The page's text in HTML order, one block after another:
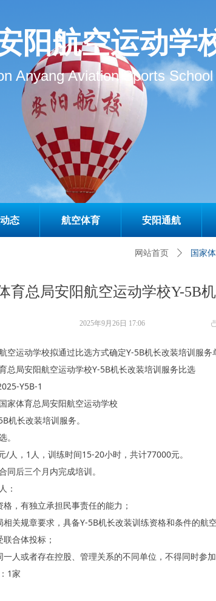
阳航空运动学
Anyang Aviation Sports School
态 航空体育 安阳通航
育总局安阳航空运动学校Y-5B
网站首页 ꄲ 国家
空运动学校拟通过比选方式确定Y-5B机长改装培训服务
总局安阳航空运动学校Y-5B机长改装培训服务比选
Y5B-1
家体育总局安阳航空运动学校
机长改装培训服务。
。
/人，1人，训练时间15-20小时，共计77000元。
同后三个月内完成培训。
：
，有独立承担民事责任的能力；
关规章要求，具备Y-5B机长改装训练资格和条件的航
合体投标；
人或者存在控股、管理关系的不同单位，不得同时参加
1家
2025年9月26日 17:06